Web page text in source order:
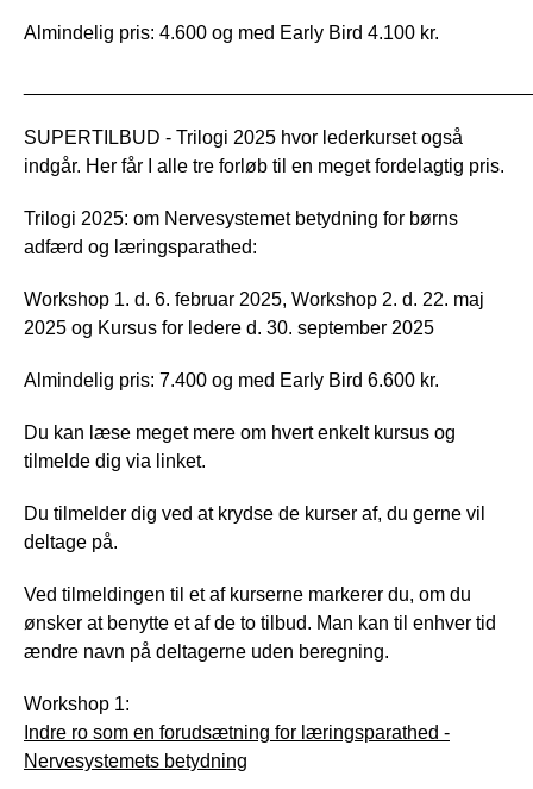
Almindelig pris: 4.600 og med Early Bird 4.100 kr.
SUPERTILBUD - Trilogi 2025 hvor lederkurset også
indgår. Her får I alle tre forløb til en meget fordelagtig pris.
Trilogi 2025: om Nervesystemet betydning for børns
adfærd og læringsparathed:
Workshop 1. d. 6. februar 2025, Workshop 2. d. 22. maj
2025 og Kursus for ledere d. 30. september 2025
Almindelig pris: 7.400 og med Early Bird 6.600 kr.
Du kan læse meget mere om hvert enkelt kursus og
tilmelde dig via linket.
Du tilmelder dig ved at krydse de kurser af, du gerne vil
deltage på.
Ved tilmeldingen til et af kurserne markerer du, om du
ønsker at benytte et af de to tilbud. Man kan til enhver tid
ændre navn på deltagerne uden beregning.
Workshop 1:
Indre ro som en forudsætning for læringsparathed -
Nervesystemets betydning